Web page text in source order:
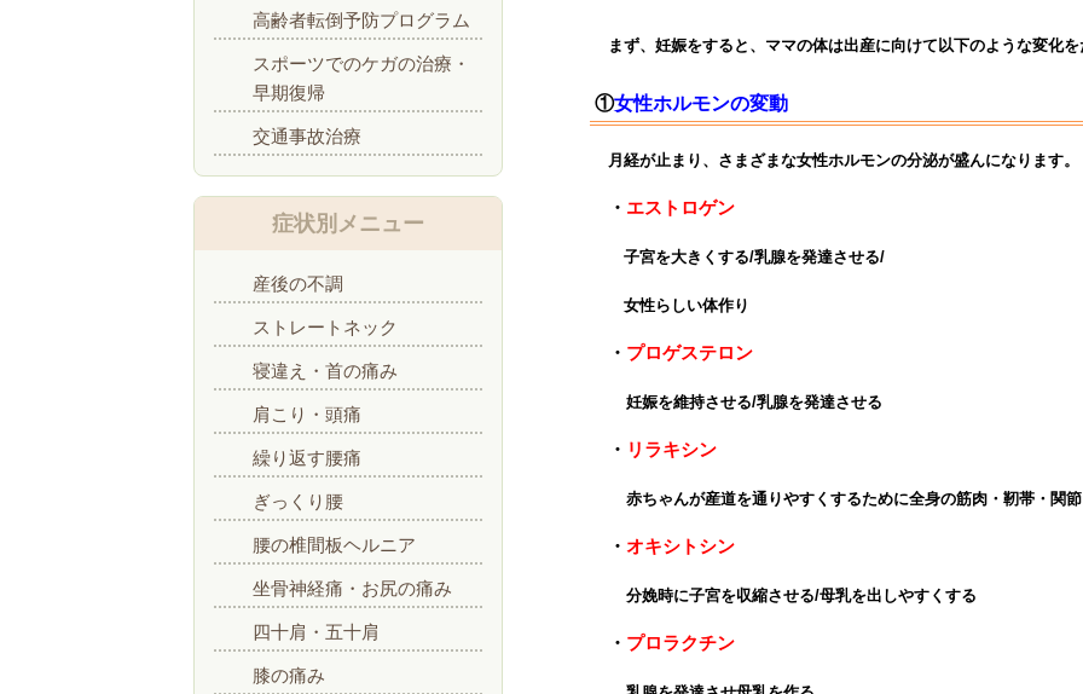
まず、妊娠をすると、 ママの体は出産に向けて以下のような変化を
①女性ホルモンの変動
月経が止まり、さまざまな女性ホルモンの分泌が盛んになります。
・ エストロゲン
子宮を大きくする/乳腺を発達させる/
女性らしい体作り
・ プロゲステロン
妊娠を維持させる/乳腺を発達させる
・ リラキシン
赤ちゃんが産道を通りやすくするために全身の筋肉・靭帯・関
・ オキシトシン
分娩時に子宮を収縮させる/母乳を出しやすくする
・ プロラクチン
高齢者転倒予防プログラム
スポーツでのケガの治療・
早期復帰
交通事故治療
症状別メニュー
産後の不調
ストレートネック
寝違え・首の痛み
肩こり・頭痛
繰り返す腰痛
ぎっくり腰
腰の椎間板ヘルニア
坐骨神経痛・お尻の痛み
四十肩・五十肩
膝の痛み